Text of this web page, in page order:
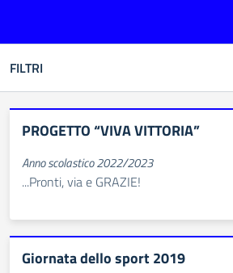
FILTRI
PROGETTO “VIVA VITTORIA”
Anno scolastico 2022/2023
...Pronti, via e GRAZIE!
Giornata dello sport 2019